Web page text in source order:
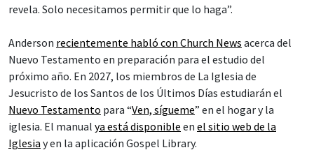
revela. Solo necesitamos permitir que lo haga”.
Anderson recientemente habló con Church News acerca del
Nuevo Testamento en preparación para el estudio del
próximo año. En 2027, los miembros de La Iglesia de
Jesucristo de los Santos de los Últimos Días estudiarán el
Nuevo Testamento para “Ven, sígueme” en el hogar y la
iglesia. El manual ya está disponible en el sitio web de la
Iglesia y en la aplicación Gospel Library.